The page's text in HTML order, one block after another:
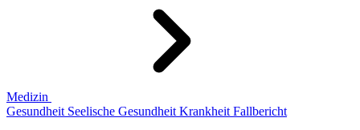
Medizin
Gesundheit Seelische Gesundheit Krankheit Fallbericht